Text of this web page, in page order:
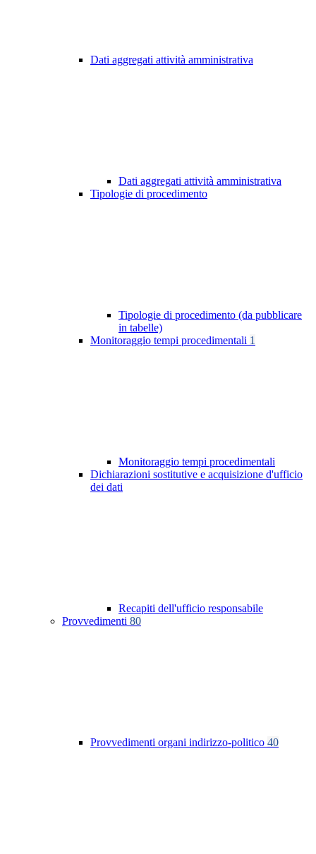
Dati aggregati attività amministrativa
Dati aggregati attività amministrativa
Tipologie di procedimento
Tipologie di procedimento (da pubblicare
in tabelle)
Monitoraggio tempi procedimentali 1
Monitoraggio tempi procedimentali
Dichiarazioni sostitutive e acquisizione d'ufficio
dei dati
Recapiti dell'ufficio responsabile
Provvedimenti 80
Provvedimenti organi indirizzo-politico 40